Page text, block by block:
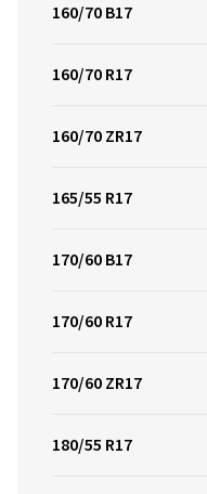
160/70 B17
160/70 R17
160/70 ZR17
165/55 R17
170/60 B17
170/60 R17
170/60 ZR17
180/55 R17